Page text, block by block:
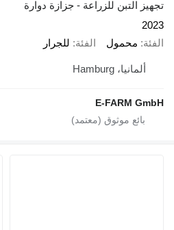
تجهيز التبن للزراعة - جزازة دوارة
2023
الفئة محمول الفئة للجرار
ألمانيا، Hamburg
E-FARM GmbH